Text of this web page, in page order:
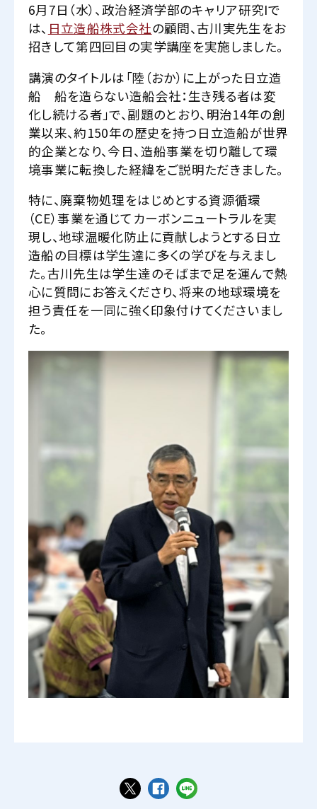
6月7日（水）、政治経済学部のキャリア研究Iで
は、 日立造船株式会社の顧問、古川実先生をお
招きして第四回目の実学講座を実施しました。
講演のタイトルは「陸（おか）に上がった日立造
船 船を造らない造船会社：生き残る者は変
化し続ける者」で、副題のとおり、明治14年の創
業以来、約150年の歴史を持つ日立造船が世界
的企業となり、今日、造船事業を切り離して環
境事業に転換した経緯をご説明ただきました。
特に、廃棄物処理をはじめとする資源循環
（CE）事業を通じてカーボンニュートラルを実
現し、地球温暖化防止に貢献しようとする日立
造船の目標は学生達に多くの学びを与えまし
た。古川先生は学生達のそばまで足を運んで熱
心に質問にお答えくださり、将来の地球環境を
担う責任を一同に強く印象付けてくださいまし
た。